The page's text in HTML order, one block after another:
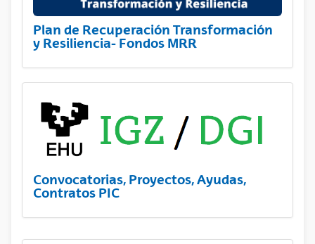
Plan de Recuperación Transformación
y Resiliencia- Fondos MRR
Convocatorias, Proyectos, Ayudas,
Contratos PIC